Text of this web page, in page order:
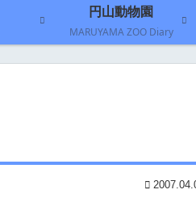
円山動物園
MARUYAMA ZOO Diary